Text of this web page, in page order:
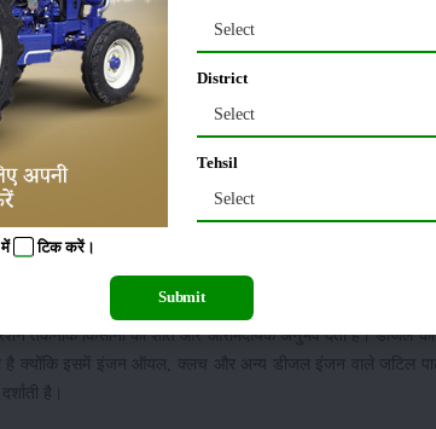
आसानी से संभाल सकता है। इसकी वजन उठाने की क्षमता 500
हैं। यह क्षमता छोटे और मध्यम कृषि कार्यों के लिए पर्याप्त मानी
खेती कार्यों के लिए उपयुक्त है। इसके सामने वाले टायर 4.00 X
पकड़ और संतुलन प्रदान करता है। छोटे आकार के बावजूद यह ट्रैक्टर
रात में भी कार्य करना आसान हो जाता है। इलेक्ट्रिक ट्रैक्टर होने
तकनीक किसानों को शांत और आरामदायक अनुभव देती है। डीजल
क्योंकि इसमें इंजन ऑयल, क्लच और अन्य डीजल इंजन वाले जटिल
है।
Select
District
Select
Tehsil
Select
में टिककरें।
Submit